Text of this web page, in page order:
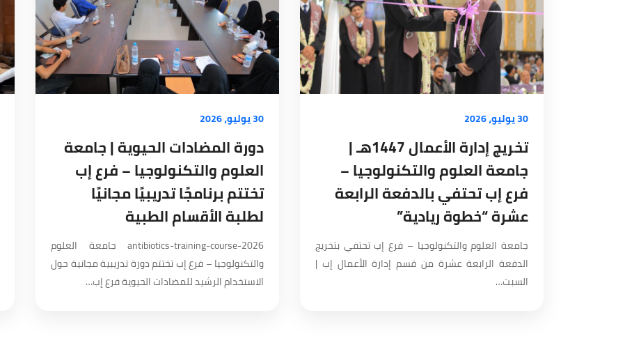
30 يوليو، 2026
تخريج إدارة الأعمال 1447هـ |
جامعة العلوم والتكنولوجيا –
فرع إب تحتفي بالدفعة الرابعة
عشرة “خطوة ريادية”
جامعة العلوم والتكنولوجيا – فرع إب تحتفي بتخريج
الدفعة الرابعة عشرة من قسم إدارة الأعمال إب |
السبت…
30 يوليو، 2026
دورة المضادات الحيوية | جامعة
العلوم والتكنولوجيا – فرع إب
تختتم برنامجًا تدريبيًا مجانيًا
لطلبة الأقسام الطبية
antibiotics-training-course-2026 جامعة العلوم
والتكنولوجيا – فرع إب تختتم دورة تدريبية مجانية حول
الاستخدام الرشيد للمضادات الحيوية فرع إب…